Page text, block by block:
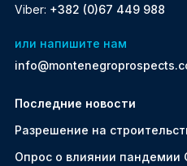
Viber: +382 (0)67 449 988
или напишите нам
Последние новости
Разрешение на
Oпрос о влиянии пандемии